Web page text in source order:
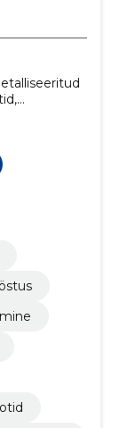
pacman